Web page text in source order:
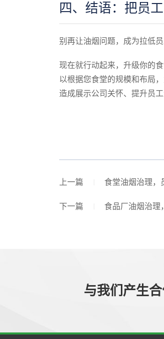
四、结语：把员工
别再让油烟问题，成为拉低
现在就行动起来，升级你的
以根据您食堂的规模和布局
造成展示公司关怀、提升员工
上一篇 食堂油烟治理，
下一篇 食品厂油烟治理
与我们产生